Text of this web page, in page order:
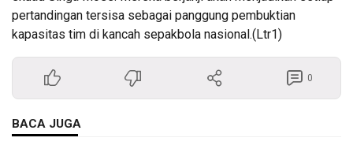
pertandingan tersisa sebagai panggung pembuktian
kapasitas tim di kancah sepakbola nasional.(Ltr1)
0
BACA JUGA